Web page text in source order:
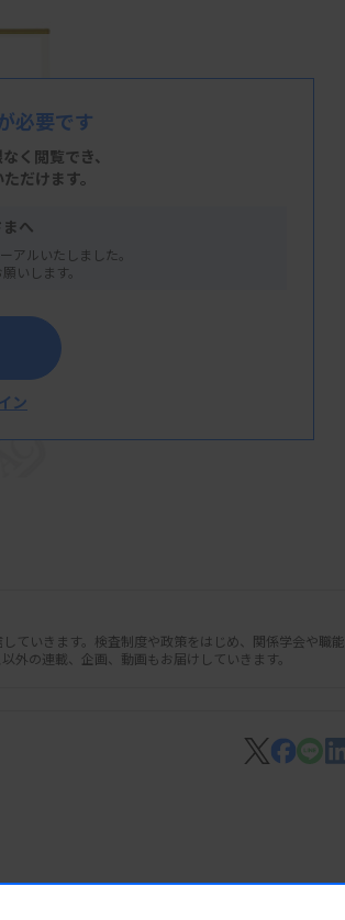
査士」の試験の1次
59分まで。1次受け付
必要です
く閲覧でき、
だけます。
へ
アルいたしました。
いします。
ン
ていきます。検査制度や政策をはじめ、関係学会や職能
外の連載、企画、動画もお届けしていきます。